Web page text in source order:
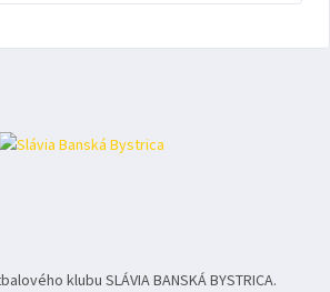
klubu SLÁVIA BANSKÁ BYSTRICA.